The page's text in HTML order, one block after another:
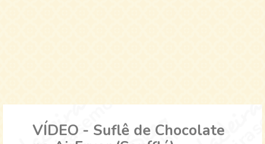
VÍDEO - Suflê de Chocolate